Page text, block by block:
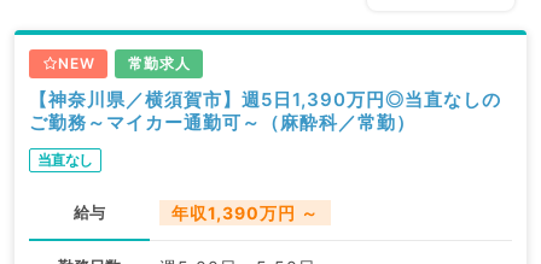
NEW 常勤求人
【神奈川県／横須賀市】週5日1,390万円◎当直なしの
ご勤務～マイカー通勤可～（麻酔科／常勤）
当直なし
給与 年収1,390万円 ～